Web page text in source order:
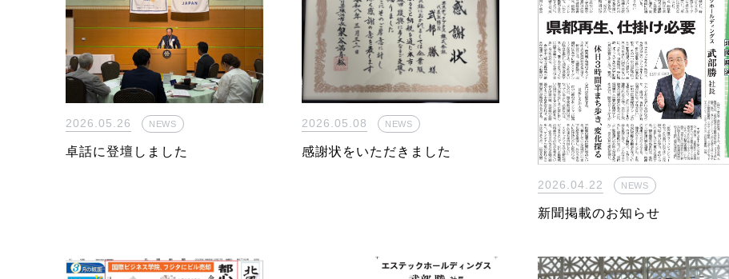
2026.05.26 NEWS
卓話に登壇しました
2026.05.08 NEWS
感謝状をいただきました
2026.04.22 NEWS
新聞掲載のお知らせ